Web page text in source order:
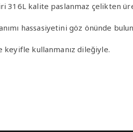
316L kalite paslanmaz çelikten
hassasiyetini göz önünde
keyifle kullanmanız dileğiyle.